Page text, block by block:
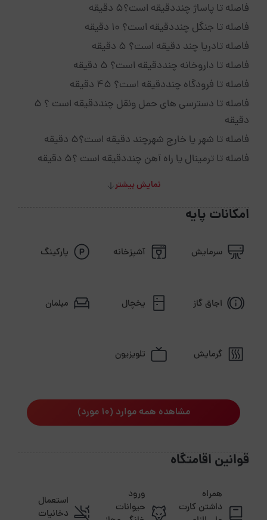
فاصله تا پاساژ چنددقیقه است؟5 دقیقه
فاصله تا جنگل چنددقیقه است؟ 10 دقیقه
فاصله تادریا چند دقیقه است؟ 5 دقیقه
فاصله تا داروخانه چنددقیقه است؟ 5 دقیقه
فاصله تا فرودگاه چنددقیقه است؟ 45 دقیقه
فاصله تا دسترسی های حمل ونقل چنددقیقه است ؟ 5
دقیقه
فاصله تا شهر یا خارج شهرچند دقیقه است؟5 دقیقه
فاصله تا ترمینال یا راه آهن چنددقیقه است ؟5 دقیقه
نمایش بیشتر
امکانات پایه
سرمایش آشپزخانه پارکینگ
اجاق گاز یخچال مبلمان
گرمایش تلویزیون
مشاهده همه موارد (10 مورد)
قوانین اقامتگاه
همراه
داشتن کارت
ورود
حیوانات
استعمال
دخانیات